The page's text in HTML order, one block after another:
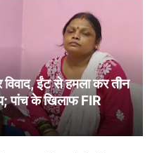
ईंट से हमला कर तीन
पांच के खिलाफ FIR